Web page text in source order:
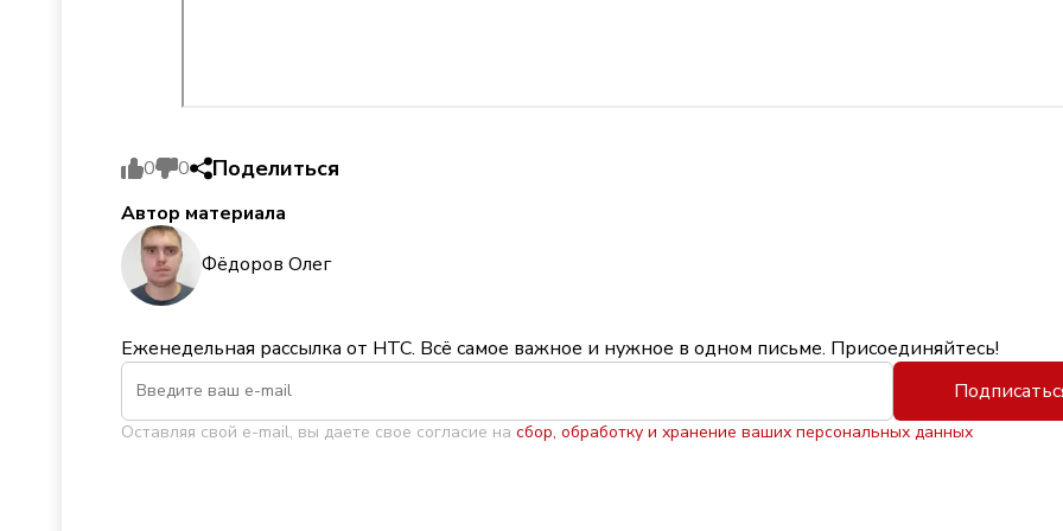
0 0 Поделиться
Автор материала
Фёдоров Олег
Еженедельная рассылка от НТС. Всё самое важное и нужное в одном письме. Присоединяйтесь!
Оставляя свой e-mail, вы даете свое согласие на сбор, обработку и хранение ваших персональных данных